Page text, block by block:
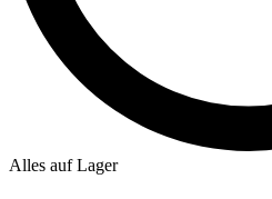
Alles auf Lager